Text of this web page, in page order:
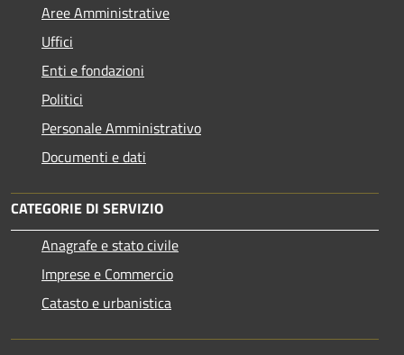
Aree Amministrative
Uffici
Enti e fondazioni
Politici
Personale Amministrativo
Documenti e dati
CATEGORIE DI SERVIZIO
Anagrafe e stato civile
Imprese e Commercio
Catasto e urbanistica